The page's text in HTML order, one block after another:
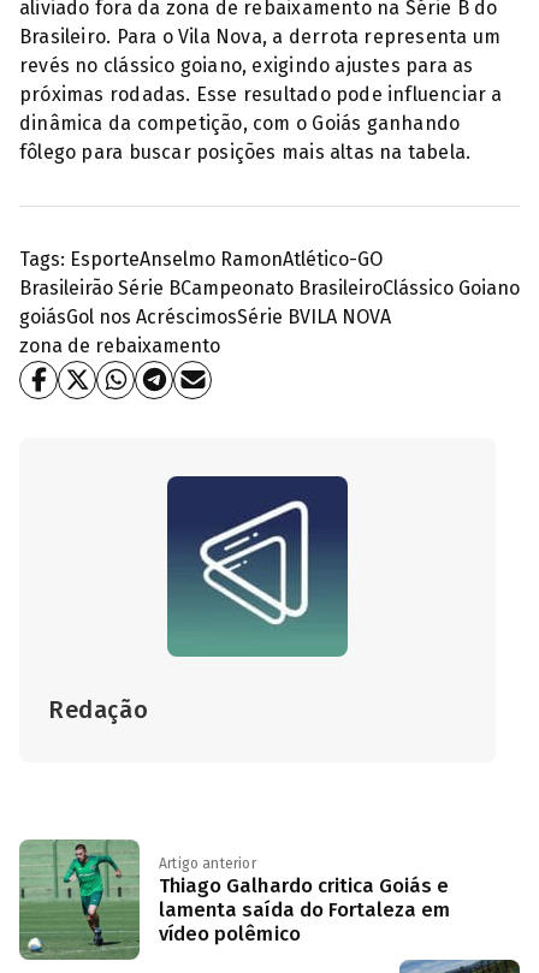
aliviado fora da zona de rebaixamento na Série B do
Brasileiro. Para o Vila Nova, a derrota representa um
revés no clássico goiano, exigindo ajustes para as
próximas rodadas. Esse resultado pode influenciar a
dinâmica da competição, com o Goiás ganhando
fôlego para buscar posições mais altas na tabela.
Tags: EsporteAnselmo RamonAtlético-GO
Brasileirão Série BCampeonato BrasileiroClássico Goiano
goiásGol nos AcréscimosSérie BVILA NOVA
zona de rebaixamento
Redação
Artigo anterior
Thiago Galhardo critica Goiás e
lamenta saída do Fortaleza em
vídeo polêmico